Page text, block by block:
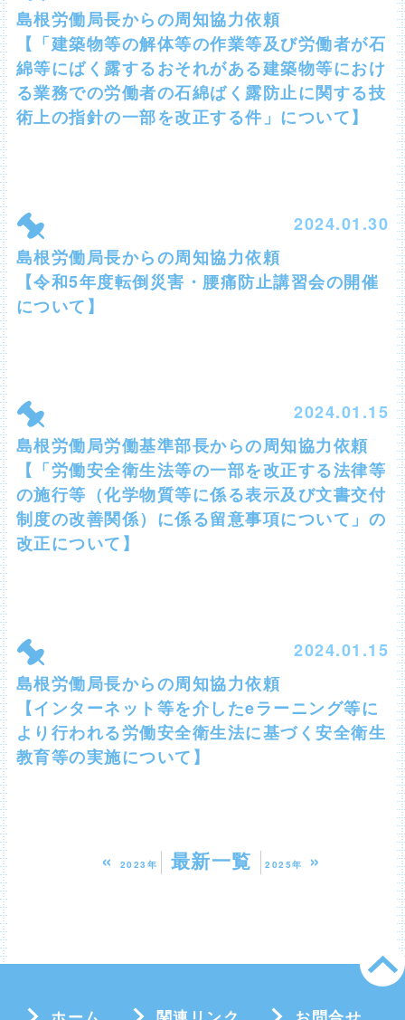
島根労働局長からの周知協力依頼
【「建築物等の解体等の作業等及び労働者が石
綿等にばく露するおそれがある建築物等におけ
る業務での労働者の石綿ばく露防止に関する技
術上の指針の一部を改正する件」について】
2024.01.30
島根労働局長からの周知協力依頼
【令和5年度転倒災害・腰痛防止講習会の開催
について】
2024.01.15
島根労働局労働基準部長からの周知協力依頼
【「労働安全衛生法等の一部を改正する法律等
の施行等（化学物質等に係る表示及び文書交付
制度の改善関係）に係る留意事項について」の
改正について】
2024.01.15
島根労働局長からの周知協力依頼
【インターネット等を介したeラーニング等に
より行われる労働安全衛生法に基づく安全衛生
教育等の実施について】
« 2023年 最新一覧 2025年 »